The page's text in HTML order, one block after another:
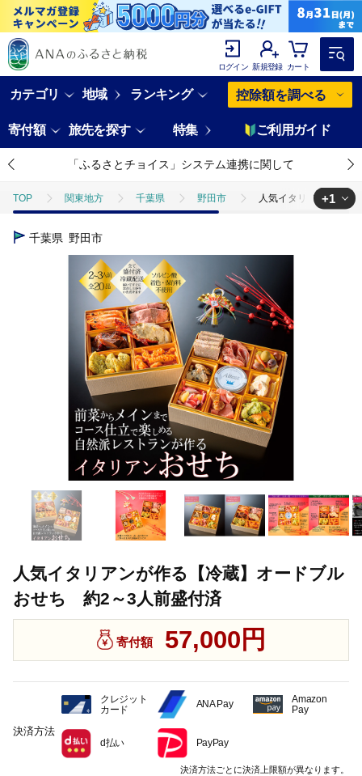
ログイン 新規登録 カート
カテゴリ 地域 ランキング 控除額を調べる
寄付額 旅先を探す 特集 ご利用ガイド
「ふるさとチョイス」システム連携に関して
TOP 関東地方 千葉県 野田市 人気イタリアンが作
TOP
+1
千葉県 野田市
人気イタリアンが作る【冷蔵】オードブル
おせち 約2～3人前盛付済
寄付額 57,000円
決済方法
クレジット
カード
ANA Pay
Amazon
Pay
d払い PayPay
決済方法ごとに決済上限額が異なります。